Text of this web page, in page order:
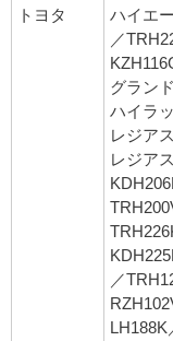
トヨタ
ハイエ
／
グラン
ハイラ
レジア
レジア
／
LH188K